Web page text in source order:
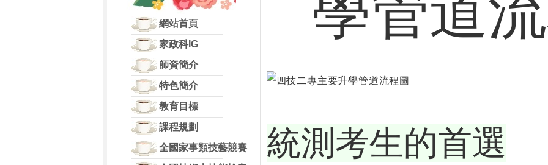
網站首頁
家政科IG
師資簡介
特色簡介
教育目標
課程規劃
全國家事類技藝競賽
統測考生的首選